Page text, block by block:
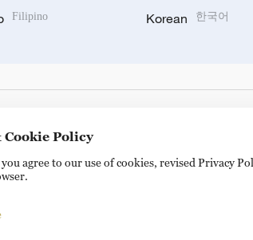
Filipino Korean 한국어
备20000184号
Cookie Policy
agree to our use of cookies, revised Privacy